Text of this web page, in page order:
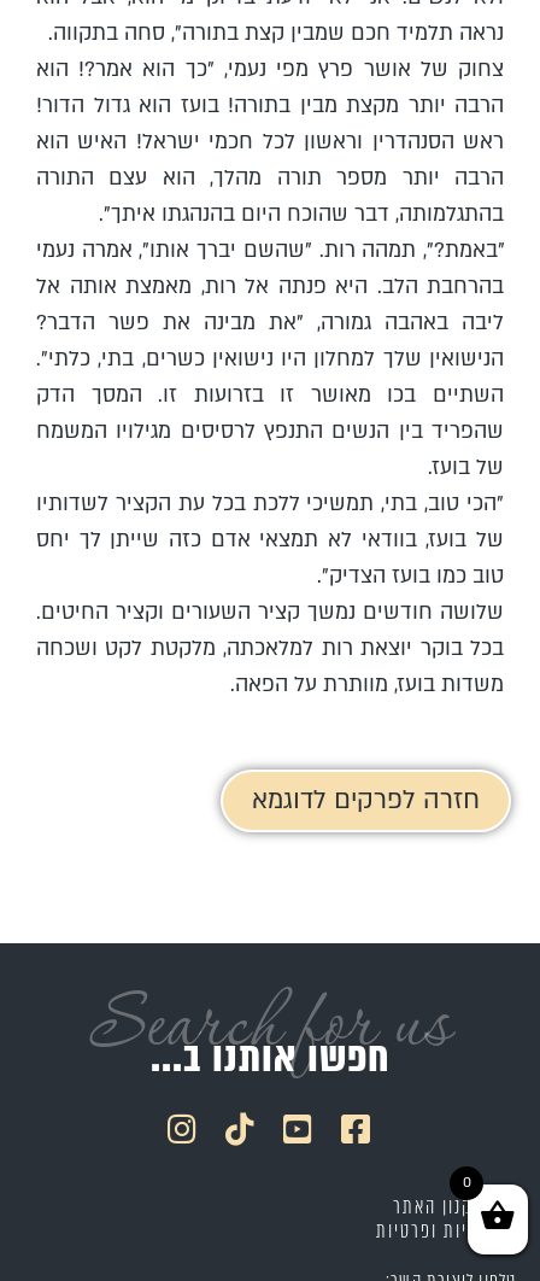
נראה תלמיד חכם שמבין קצת בתורה", סחה בתקווה.
צחוק של אושר פרץ מפי נעמי, "כך הוא אמר?! הוא
הרבה יותר מקצת מבין בתורה! בועז הוא גדול הדור!
ראש הסנהדרין וראשון לכל חכמי ישראל! האיש הוא
הרבה יותר מספר תורה מהלך, הוא עצם התורה
בהתגלמותה, דבר שהוכח היום בהנהגתו איתך".
"באמת?", תמהה רות. "שהשם יברך אותו", אמרה נעמי
בהרחבת הלב. היא פנתה אל רות, מאמצת אותה אל
ליבה באהבה גמורה, "את מבינה את פשר הדבר?
הנישואין שלך למחלון היו נישואין כשרים, בתי, כלתי".
השתיים בכו מאושר זו בזרועות זו. המסך הדק
שהפריד בין הנשים התנפץ לרסיסים מגילויו המשמח
של בועז.
"הכי טוב, בתי, תמשיכי ללכת בכל עת הקציר לשדותיו
של בועז, בוודאי לא תמצאי אדם כזה שייתן לך יחס
טוב כמו בועז הצדיק".
שלושה חודשים נמשך קציר השעורים וקציר החיטים.
בכל בוקר יוצאת רות למלאכתה, מלקטת לקט ושכחה
משדות בועז, מוותרת על הפאה.
חזרה לפרקים לדוגמא
Search for us
חפשו אותנו ב...
תקנון האתר
מדיניות ופרטיות
0